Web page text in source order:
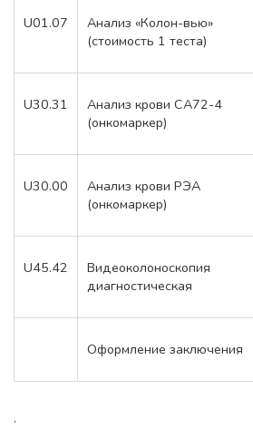
U01.07
Анализ «Колон-вью»
(стоимость 1 теста)
U30.31
Анализ крови CA72-4
(онкомаркер)
U30.00
Анализ крови РЭА
(онкомаркер)
U45.42
Видеоколоноскопия
диагностическая
Оформление заключения
.